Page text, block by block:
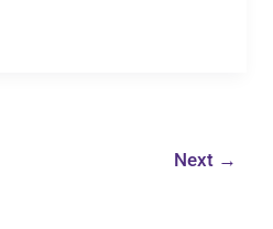
Next →